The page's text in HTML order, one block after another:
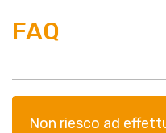
FAQ
Non riesco ad